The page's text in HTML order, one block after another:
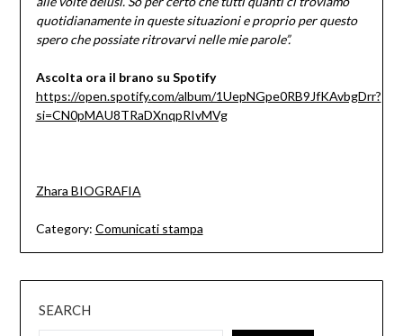
quotidianamente in queste situazioni e proprio per questo
spero che possiate ritrovarvi nelle mie parole”.
Ascolta ora il brano su Spotify
https://open.spotify.com/album/1UepNGpe0RB9JfKAvbgDrr?
si=CN0pMAU8TRaDXnqpRIvMVg
Zhara BIOGRAFIA
Category: Comunicati stampa
SEARCH